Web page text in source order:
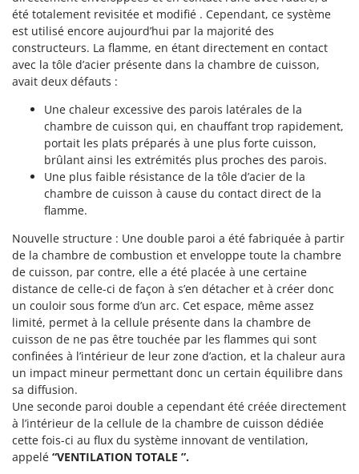
Tondeuses autoportées
Tondeuses débroussailleuses thermiques
Trancheuses
Trancheuses de sol
Transpalettes
Treuils de débardage
Tronçonneuses
Vêtements de Sécurité
Vibroculteurs à tracteur
Lampacrescia - MGM
Landxcape
LAR Casalinghi
Lavor
Linea VZ
Lisam
Lotusgrill
M.A.I.BO.
Macte Ovens
Makita
MAMMAMIA
Marcato
Marina Systems
Master
Mastercook
Masterpro
McCulloch
MCH
été totalement revisitée et modifié . Cependant, ce système
est utilisé encore aujourd’hui par la majorité des
constructeurs. La flamme, en étant directement en contact
avec la tôle d’acier présente dans la chambre de cuisson,
avait deux défauts :
Une chaleur excessive des parois latérales de la
chambre de cuisson qui, en chauffant trop rapidement,
portait les plats préparés à une plus forte cuisson,
brûlant ainsi les extrémités plus proches des parois.
Une plus faible résistance de la tôle d’acier de la
chambre de cuisson à cause du contact direct de la
flamme.
Nouvelle structure : Une double paroi a été fabriquée à partir
de la chambre de combustion et enveloppe toute la chambre
de cuisson, par contre, elle a été placée à une certaine
distance de celle-ci de façon à s’en détacher et à créer donc
un couloir sous forme d’un arc. Cet espace, même assez
limité, permet à la cellule présente dans la chambre de
cuisson de ne pas être touchée par les flammes qui sont
confinées à l’intérieur de leur zone d’action, et la chaleur aura
un impact mineur permettant donc un certain équilibre dans
sa diffusion.
Une seconde paroi double a cependant été créée directement
à l’intérieur de la cellule de la chambre de cuisson dédiée
cette fois-ci au flux du système innovant de ventilation,
appelé “VENTILATION TOTALE ”.